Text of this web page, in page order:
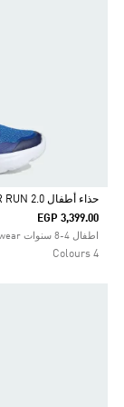
Selected
حذاء أطفال TENSAUR RUN 2.0
EGP 3,399.00
اطفال 4-8 سنوات Sportswear
4 Colours